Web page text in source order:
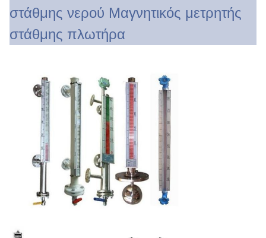
στάθμης νερού Μαγνητικός μετρητής
στάθμης πλωτήρα